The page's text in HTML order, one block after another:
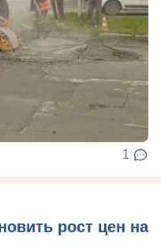
1
рост цен на